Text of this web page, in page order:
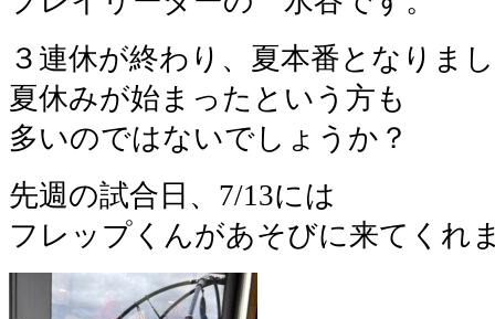
３連休が終わり、夏本番となりま
夏休みが始まったという方も
多いのではないでしょうか？
先週の試合日、7/13には
フレップくんがあそびに来てくれ